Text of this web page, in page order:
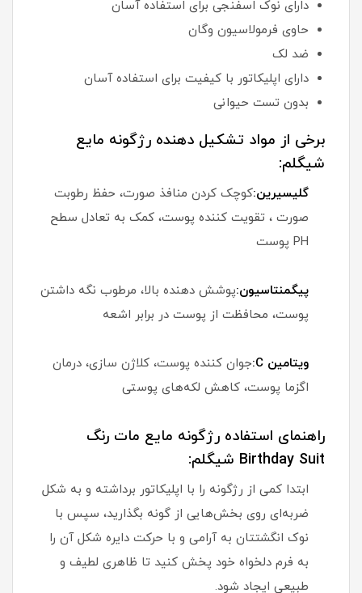
دارای نوک اسفنجی برای استفاده آسان
حاوی فرمولاسیون وگان
ضد لک
دارای اپلیکاتور با کیفیت برای استفاده آسان
بدون تست حیوانی
برخی از مواد تشکیل دهنده رژگونه مایع
شیگلم:
گلیسیرین:کوچک کردن منافذ صورت، حفظ رطوبت
صورت ، تقویت کننده پوست، کمک به تعادل سطح
PH پوست
پیگمنتاسیون:پوشش دهنده بالا، مرطوب نگه داشتن
پوست، محافظت از پوست در برابر اشعه
ویتامین C:
جوان کننده پوست، کلاژن سازی، درمان
اگزما پوست، کاهش لکه‌های پوستی
راهنمای استفاده رژگونه مایع مات رنگ
Birthday Suit شیگلم:
ابتدا کمی از رژگونه را با اپلیکاتور برداشته و به شکل
ضربه‌ای روی بخش‌هایی از گونه بگذارید، سپس با
نوک انگشتتان به آرامی و با حرکت دایره شکل آن را
به فرم دلخواه خود پخش کنید تا ظاهری لطیف و
طبیعی ایجاد شود.